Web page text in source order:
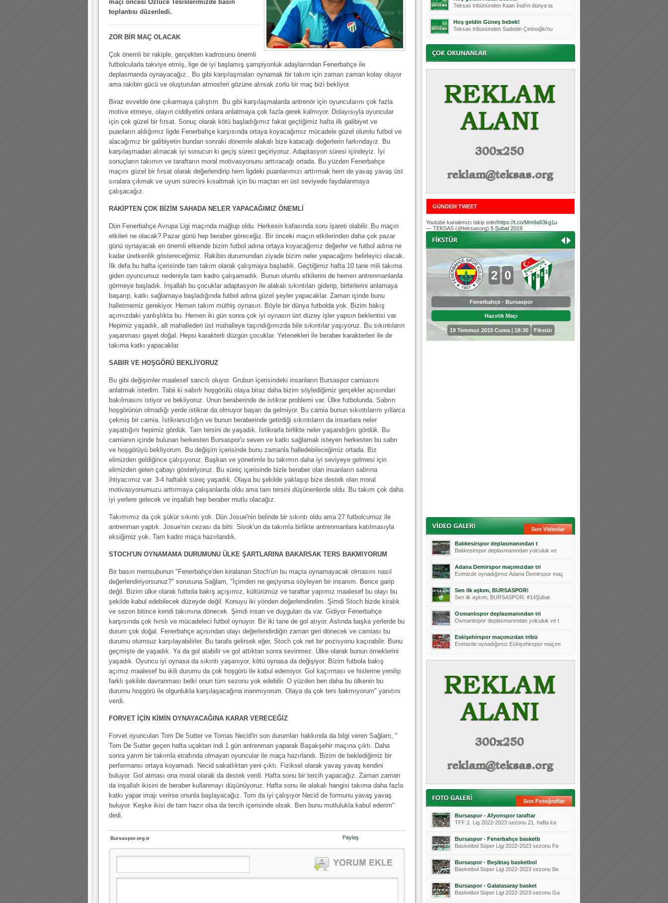
10.04.2023 14:44 |Hoş geldin Göktuğ Bebek!
11.11.2025 14:13 |Hoş geldin Ertuğrul Bebek!
12.10.2025 17:30 | MUTLULUKLAR SİNAN SILACI
16.07.2024 14:32 | Hoş geldin Kerem Bebek!
08.01.2024 19:01 |Hoş geldin Aslan bebek!
03.01.2024 19:09 |Hoş geldin Güneş bebek!
maçı öncesi Özlüce Tesislerimizde basın
toplantısı düzenledi.
ZOR BİR MAÇ OLACAK
Çok önemli bir rakiple, gerçekten kadrosunu önemli
futbolcularla takviye etmiş, lige de iyi başlamış şampiyonluk adaylarından Fenerbahçe ile
deplasmanda oynayacağız.. Bu gibi karşılaşmaları oynamak bir takım için zaman zaman kolay oluyor
ama rakibin gücü ve oluşturulan atmosferi gözüne alırsak zorlu bir maç bizi bekliyor.
Biraz evvelde öne çıkarmaya çalıştım. Bu gibi karşılaşmalarda antrenör için oyuncularını çok fazla
motive etmeye, olayın ciddiyetini onlara anlatmaya çok fazla gerek kalmıyor. Dolayısıyla oyuncular
için çok güzel bir fırsat. Sonuç olarak kötü başladığımız fakat geçtiğimiz hafta ilk galibiyet ve
puanların aldığımız ligde Fenerbahçe karşısında ortaya koyacağımız mücadele güzel olumlu futbol ve
alacağımız bir galibiyetin bundan sonraki dönemle alakalı bize katacağı değerlerin farkındayız. Bu
karşılaşmadan alınacak iyi sonucun ki geçiş süreci geçiriyoruz. Adaptasyon süresi içindeyiz. İyi
sonuçların takımın ve taraftarın moral motivasyonunu arttıracağı ortada. Bu yüzden Fenerbahçe
maçını güzel bir fırsat olarak değerlendirip hem ligdeki puanlarımızı arttırmak hem de yavaş yavaş üst
sıralara çıkmak ve uyum sürecini kısaltmak için bu maçtan en üst seviyede faydalanmaya
çalışacağız.
RAKİPTEN ÇOK BİZİM SAHADA NELER YAPACAĞIMIZ ÖNEMLİ
Dün Fenerbahçe Avrupa Ligi maçında mağlup oldu. Herkesin kafasında soru işareti olabilir. Bu maçın
etkileri ne olacak? Pazar günü hep beraber göreceğiz. Bir önceki maçın etkilerinden daha çok pazar
günü oynayacak en önemli etkende bizim futbol adına ortaya koyacağımız değerler ve futbol adına ne
kadar üretkenlik göstereceğimiz. Rakibin durumundan ziyade bizim neler yapacağımı belirleyici olacak.
İlk defa bu hafta içerisinde tam takım olarak çalışmaya başladık. Geçtiğimiz hafta 10 tane mili takıma
giden oyuncumuz nedeniyle tam kadro çalışamadık. Bunun olumlu etkilerini de hemen antrenmanlarda
görmeye başladık. İnşallah bu çocuklar adaptasyon ile alakalı sıkıntıları giderip, birbirlerini anlamaya
başarıp, katkı sağlamaya başladığında futbol adına güzel şeyler yapacaklar. Zaman içinde bunu
halletmemiz gerekiyor. Hemen takım müthiş oynasın. Böyle bir dünya futbolda yok. Bizim bakış
açımızdaki yanlışlıkta bu. Hemen iki gün sonra çok iyi oynasın üst düzey işler yapsın beklentisi var.
Hepimiz yaşadık, alt mahalleden üst mahalleye taşındığımızda bile sıkıntılar yaşıyoruz. Bu sıkıntıların
yaşanması gayet doğal. Hepsi karakterli düzgün çocuklar. Yetenekleri ile beraber karakterleri ile de
takıma katkı yapacaklar.
SABIR VE HOŞGÖRÜ BEKLİYORUZ
Bu gibi değişimler maalesef sancılı oluyor. Grubun içerisindeki insanların Bursaspor camiasını
anlatmak istedim. Tabii ki sabırlı hoşgörülü olaya biraz daha bizim söylediğimiz gerçekler açısından
bakılmasını istiyor ve bekliyoruz. Unun beraberinde de istikrar problemi var. Ülke futbolunda. Sabrın
hoşgörünün olmadığı yerde istikrar da olmuyor başarı da gelmiyor. Bu camia bunun sıkıntılarını yıllarca
çekmiş bir camia. İstikrarsızlığın ve bunun beraberinde getirdiği sıkıntıların da insanlara neler
yaşattığını hepimiz gördük. Tam tersini de yaşadık. İstikrarla birlikte neler yaşandığını gördük. Bu
camianın içinde bulunan herkesten Bursaspor'u seven ve katkı sağlamak isteyen herkesten bu sabrı
ve hoşgörüyü bekliyorum. Bu değişim içerisinde bunu zamanla halledebileceğimiz ortada. Biz
elimizden geldiğince çalışıyoruz. Başkan ve yönetimle bu takımın daha iyi seviyeye gelmesi için
elimizden gelen çabayı gösteriyoruz. Bu süreç içerisinde bizle beraber olan insanların sabrına
ihtiyacımız var. 3-4 haftalık süreç yaşadık. Olaya bu şekilde yaklaşıp bize destek olan moral
motivasyonumuzu arttırmaya çalışanlarda oldu ama tam tersini düşünenlerde oldu. Bu takım çok daha
iyi yerlere gelecek ve inşallah hep beraber mutlu olacağız.
Takımımız da çok şükür sıkıntı yok. Dün Josue'nin belinde bir sıkıntı oldu ama 27 futbolcumuz ile
antrenman yaptık. Josue'nin cezası da bitti. Sivok'un da takımla birlikte antrenmanlara katılmasıyla
eksiğimiz yok. Tam kadro maça hazırlandık.
STOCH'UN OYNAMAMA DURUMUNU ÜLKE ŞARTLARINA BAKARSAK TERS BAKMIYORUM
Bir basın mensubunun "Fenerbahçe'den kiralanan Stoch'un bu maçta oynamayacak olmasını nasıl
değerlendiriyorsunuz?" sorusuna Sağlam, "İçimden ne geçiyorsa söyleyen bir insanım. Bence garip
değil. Bizim ülke olarak futbola bakış açışımız, kültürümüz ve taraftar yapımız maalesef bu olayı bu
şekilde kabul edebilecek düzeyde değil. Konuyu iki yönden değerlendirelim. Şimdi Stoch bizde kiralık
ve sezon bitince kendi takımına dönecek. Şimdi insan ve duyguları da var. Gidiyor Fenerbahçe
karşısında çok hırslı ve mücadeleci futbol oynuyor. Bir iki tane de gol atıyor. Aslında başka yerlerde bu
durum çok doğal. Fenerbahçe açısından olayı değerlendirdiğin zaman geri dönecek ve camiası bu
durumu olumsuz karşılayabilirler. Bu tarafa gelirsek eğer, Stoch çok net bir pozisyonu kaçırabilir. Bunu
geçmişte de yaşadık. Ya da gol atabilir ve gol attıktan sonra sevinmez. Ülke olarak bunun örneklerini
yaşadık. Oyuncu iyi oynasa da sıkıntı yaşanıyor, kötü oynasa da değişiyor. Bizim futbola bakış
açımız maalesef bu ikili durumu da çok hoşgörü ile kabul edemiyor. Gol kaçırması ve hislerine yenilip
farklı şekilde davranması belki onun tüm sezonu yok edebilir. O yüzden ben daha bu ülkenin bu
durumu hoşgörü ile olgunlukla karşılaşacağına inanmıyorum. Olaya da çok ters bakmıyorum" yanıtını
verdi.
FORVET İÇİN KİMİN OYNAYACAĞINA KARAR VERECEĞİZ
Forvet oyuncuları Tom De Sutter ve Tomas Necid'in son durumları hakkında da bilgi veren Sağlam, "
Tom De Sutter geçen hafta uçaktan indi 1 gün antrenman yaparak Başakşehir maçına çıktı. Daha
sonra yarım bir takımla etrafında olmayan oyuncular ile maça hazırlandı. Bizim de beklediğimiz bir
performansı ortaya koyamadı. Necid sakatlıktan yeni çıktı. Fiziksel olarak yavaş yavaş kendini
buluyor. Gol atması ona moral olarak da destek verdi. Hafta sonu bir tercih yapacağız. Zaman zaman
da inşallah ikisini de beraber kullanmayı düşünüyoruz. Hafta sonu ile alakalı hangisi takıma daha fazla
katkı yapar imajı verirse onunla başlayacağız. Tom da iyi çalışıyor Necid de formunu yavaş yavaş
buluyor. Keşke ikisi de tam hazır olsa da tercih içerisinde olsak. Ben bunu mutlulukla kabul ederim"
dedi.
Bursaspor.org.tr Paylaş
Teksas tribününden Kaan İnal'ın dünya ta
Hoş geldin Güneş bebek!
Teksas tribününden Sadettin Çetinoğlu'nu
Mutluluklar Ceyhun Tetik
Teksas tribünlerinin sevilen isimlerinde
Bursasporumuzun önü açılsın is
Hoş geldin Alaz Bebek!
Teksas.org sistem yöneticisi, ekibimizin
Hoş geldin Göktuğ Bebek!
Teksas.org ekibimizden ve tribünlerimizi
Teksas tribünlerinden Basri İleri'nin dü
Hoş geldin Kerem Bebek!
Tribünlerimizden Mesut Ulusoy'un (Duka)
Hoş geldin Aslan bebek!
Teksas tribününden Kaan İnal'ın dünya ta
Hoş geldin Güneş bebek!
Teksas tribününden Sadettin Çetinoğlu'nu
GÜNDEM TWEET
Youtube kanalımızı takip edin!https://t.co/Mm9a63kg1u
— TEKSAS (@teksasorg) 5 Şubat 2019
- -
Bursaspor - Altınordu
1. Lig 32. Hafta
04 Temmuz 2020 Cumartesi | 20:00
2 0
Fenerbahçe - Bursaspor
Hazırlık Maçı
19 Temmuz 2019 Cuma | 18:30 Fikstür
0 3
Bursaspor - Sepahan
Hazırlık Maçı
25 Temmuz 2019 Perşembe |
Son Videolar
Balıkesirspor deplasmanından t
Balıkesirspor deplasmanından yolculuk ve
Adana Demirspor maçımızdan tri
Evimizde oynadığımız Adana Demirspor maç
Sen ilk aşkım, BURSASPOR!
Sen ilk aşkım, BURSASPOR. #14Şubat
Osmanlıspor deplasmanından tri
Osmanlıspor deplasmanından yolculuk ve t
Eskişehirspor maçımızdan tribü
Evimizde oynadığımız Eskişehirspor maçım
Son Fotoğraflar
Bursaspor - Afyonspor taraftar
TFF 2. Lig 2022-2023 sezonu 21. hafta ka
Bursaspor - Fenerbahçe basketb
Basketbol Süper Ligi 2022-2023 sezonu Fe
Bursaspor - Beşiktaş basketbol
Basketbol Süper Ligi 2022-2023 sezonu Be
Bursaspor - Galatasaray basket
Basketbol Süper Ligi 2022-2023 sezonu Ga